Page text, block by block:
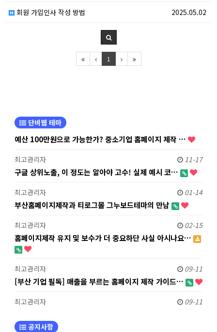
2025.05.02
회원 가입인사 작성 방법
1
단비웹 테마
예산 100만원으로 가능한가? 중소기업 홈페이지 제작 …
최고관리자 11-17
구글 상위노출, 이 정도는 알아야 고수! 실제 예시 코…
최고관리자 01-14
부산홈페이지제작과 티로그몰 그누보드테마의 만남
최고관리자 02-15
홈페이지제작 유지 및 보수가 더 중요하단 사실 아시나요…
최고관리자 09-11
[부산 기업 필독] 매출을 부르는 홈페이지 제작 가이드…
최고관리자 09-11
공지사항